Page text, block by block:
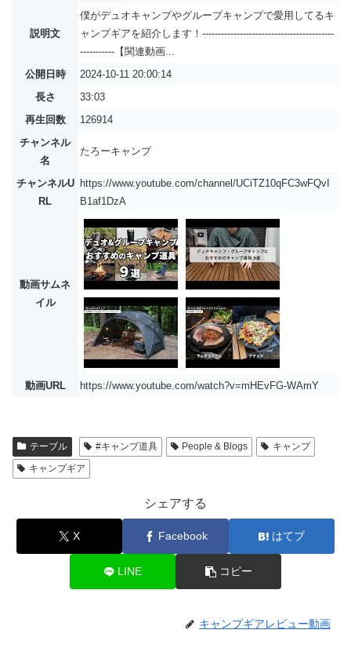
説明文
僕がデュオキャンプやグループキャンプで愛用してるキ
ャンプギアを紹介します！---------------------------------------­­­­­---
-----------【関連動画...
公開日時
2024-10-11 20:00:14
長さ
33:03
再生回数
126914
チャンネル
名
たろーキャンプ
チャンネルU
RL
https://www.youtube.com/channel/UCiTZ10qFC3wFQvI
B1af1DzA
動画サムネ
イル
動画URL https://www.youtube.com/watch?v=mHEvFG-WAmY
テーブル #キャンプ道具 People & Blogs
キャンプ
キャンプギア
シェアする
X Facebook はてブ
LINE コピー
キャンプギアレビュー動画